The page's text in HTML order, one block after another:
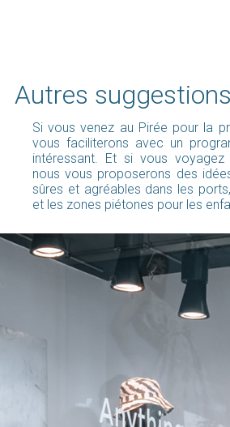
Autres
Si vous venez au Pirée pour la
vous faciliterons avec un
intéressant. Et si vous voyagez
nous vous proposerons des
sûres et agréables dans les
et les zones piétones pour les